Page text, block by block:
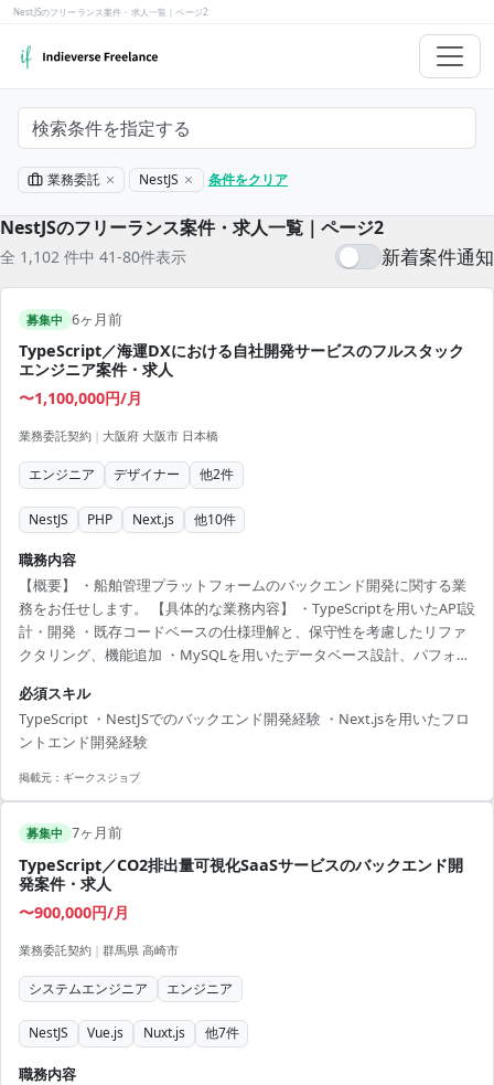
NestJSのフリーランス案件・求人一覧｜ページ2
検索条件を指定する
業務委託 NestJS 条件をクリア
NestJSのフリーランス案件・求人一覧｜ページ2
全 1,102 件中 41-80件表示 新着案件通知
募集中 6ヶ月前
TypeScript／海運DXにおける自社開発サービスのフルスタック
エンジニア案件・求人
〜1,100,000円/月
業務委託契約 | 大阪府 大阪市 日本橋
エンジニア デザイナー 他2件
NestJS PHP Next.js 他10件
職務内容
【概要】 ・船舶管理プラットフォームのバックエンド開発に関する業
務をお任せします。 【具体的な業務内容】 ・TypeScriptを用いたAPI設
計・開発 ・既存コードベースの仕様理解と、保守性を考慮したリファ
クタリング、機能追加 ・MySQLを用いたデータベース設計、パフォー
いたCI/CDパイプラインの構築・改善 【チーム構成】 ・CTO ・テック
リード：1名 ・フルスタック：2名 ・アプリ：1名 ・デザイナー：1名
【働き方】 ・原則リモート ・必要に応じてオフィス作業も可（新橋オ
フィス） 【稼働時間...
必須スキル
TypeScript ・NestJSでのバックエンド開発経験 ・Next.jsを用いたフロ
ントエンド開発経験
掲載元： ギークスジョブ
募集中 7ヶ月前
TypeScript／CO2排出量可視化SaaSサービスのバックエンド開
発案件・求人
〜900,000円/月
業務委託契約 | 群馬県 高崎市
システムエンジニア エンジニア
NestJS Vue.js Nuxt.js 他7件
職務内容